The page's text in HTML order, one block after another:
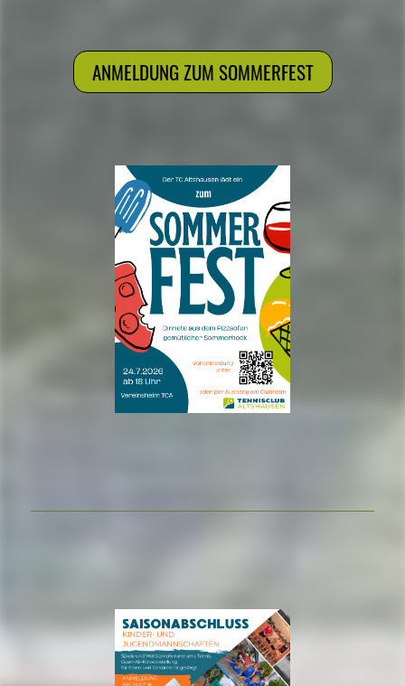
ANMELDUNG ZUM SOMMERFEST